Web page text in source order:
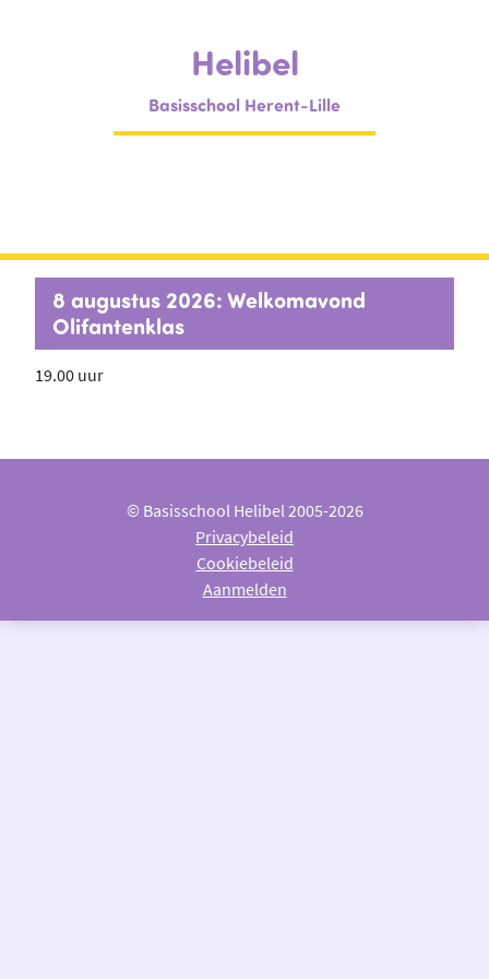
Helibel
Basisschool Herent-Lille
8 augustus 2026: Welkomavond
Olifantenklas
19.00 uur
© Basisschool Helibel 2005-2026
Privacybeleid
Cookiebeleid
Aanmelden